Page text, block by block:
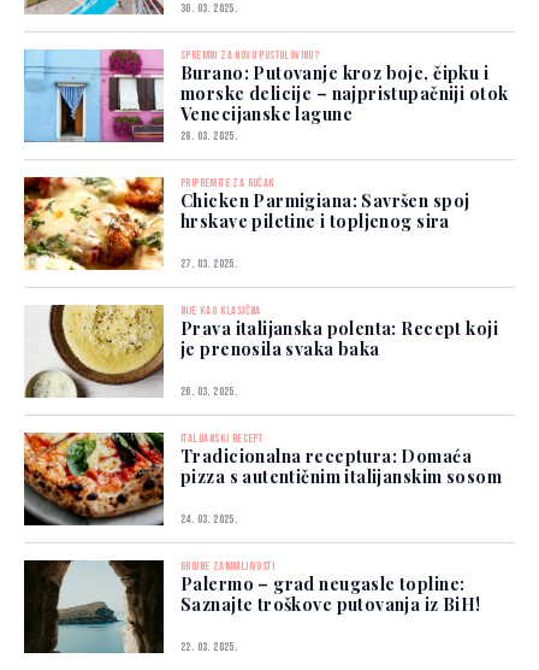
30. 03. 2025.
SPREMNI ZA NOVU PUSTOLOVINU?
Burano: Putovanje kroz boje, čipku i
morske delicije – najpristupačniji otok
Venecijanske lagune
28. 03. 2025.
PRIPREMITE ZA RUČAK
Chicken Parmigiana: Savršen spoj
hrskave piletine i topljenog sira
27. 03. 2025.
NIJE KAO KLASIČNA
Prava italijanska polenta: Recept koji
je prenosila svaka baka
26. 03. 2025.
ITALIJANSKI RECEPT
Tradicionalna receptura: Domaća
pizza s autentičnim italijanskim sosom
24. 03. 2025.
BROJNE ZANIMLJIVOSTI
Palermo – grad neugasle topline:
Saznajte troškove putovanja iz BiH!
22. 03. 2025.